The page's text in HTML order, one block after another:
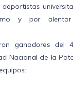
y por
ganadores del
Nacional de la